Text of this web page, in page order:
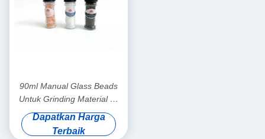
90ml Manual Glass Beads
Untuk Grinding Material Of
Jar Glass
Dapatkan Harga
Terbaik